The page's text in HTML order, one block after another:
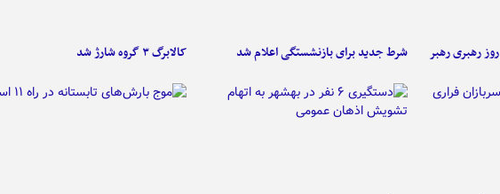
۶ دستاورد بزرگ ایران در ۱۶۰ روز رهبری رهبر
شرط جدید برای بازنشستگی اعلام شد کالابرگ ۳ گروه شارژ شد